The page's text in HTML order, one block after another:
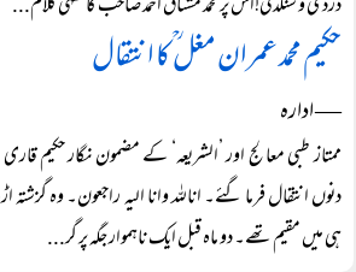
حکیم محمد عمران مغل ؒ کا انتقال
― ادارہ
ممتاز طبی معالج اور ’الشریعہ‘ کے مضمون نگار حکیم
دنوں انتقال فرما گئے۔ اناللہ وانا الیہ راجعون۔ وہ
ہی میں مقیم تھے۔ دو ماہ قبل ایک ناہموار جگہ پر گر...